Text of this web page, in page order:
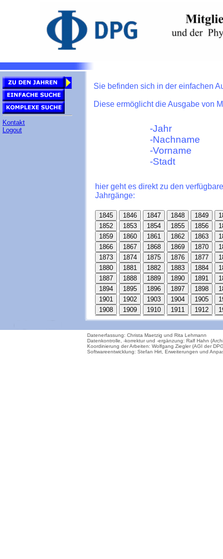
Kontakt
Logout
Datenerfassung: Christa Maetzig und Rita Lehmann
Datenkontrolle, -korrektur und -ergänzung: Ralf Hahn
Koordinierung der Arbeiten: Wolfgang Ziegler (AGI der
Softwareentwicklung: Stefan Hirt, Erweiterungen und